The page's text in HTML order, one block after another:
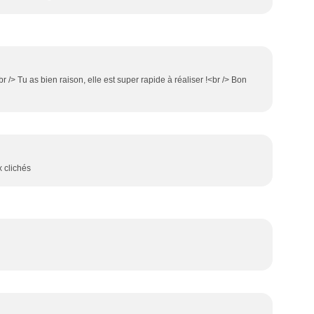
/> Tu as bien raison, elle est super rapide à réaliser !<br /> Bon
clichés